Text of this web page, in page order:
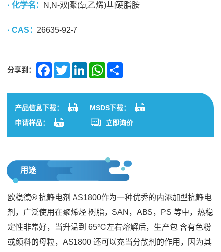
· 化学名： N,N-双[聚(氧乙烯)基]硬脂胺
· CAS： 26635-92-7
分享到： Facebook
TwitterLinkedInWhatsApp
产品信息下载：
MSDS下载：
申请样品：
立即询价
用途
欧稳德® 抗静电剂 AS1800作为一种优秀的内添加型抗静电
剂，广泛使用在聚烯烃 树脂，SAN，ABS，PS 等中，热稳
定性非常好，当升温到 65℃左右熔解后，生产包 含有色粉
或颜料的母粒，AS1800 还可以充当分散剂的作用，因为其